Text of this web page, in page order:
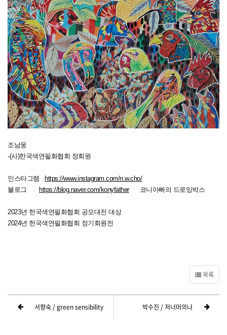
조남웅
-(사)한국색연필화협회 정회원
인스타그램
https://www.instagram.com/n.w.cho/
블로그
https://blog.naver.com/konyfather코니아빠의 드로잉박스
2023년 한국색연필화협회 공모대전 대상
2024년 한국색연필화협회 정기회원전
목록
서향숙 / green sensibility 박수진 / 저너머의나